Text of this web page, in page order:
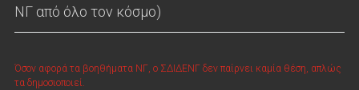
ΝΓ από όλο τον κόσμο)
Όσον αφορά τα βοηθήματα ΝΓ, ο ΣΔΙΔΕΝΓ δεν παίρνει καμία θέση, απλώς
τα δημοσιοποιεί.